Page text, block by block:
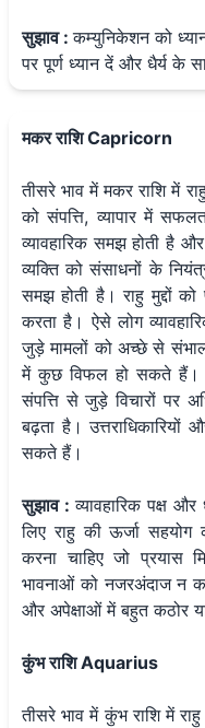
सुझाव :कम्युनिकेशन को
पर पूर्ण ध्यान दें और धैर्य के
मकर राशि Capricorn
तीसरे भाव में मकर राशि में
को संपत्ति, व्यापार में
व्यावहारिक समझ होती है
व्यक्ति को संसाधनों के
समझ होती है। राहु मुद्दों
करता है। ऐसे लोग
जुड़े मामलों को अच्छे से
में कुछ विफल हो सकते हैं।
संपत्ति से जुड़े विचारों पर
बढ़ता है। उत्तराधिकारियों
सकते हैं।
सुझाव :व्यावहारिक पक्ष
लिए राहु की ऊर्जा
करना चाहिए जो प्रयास
भावनाओं को नजरअंदाज न
और अपेक्षाओं में बहुत कठोर
कुंभ राशि Aquarius
तीसरे भाव में कुंभ राशि में राहु